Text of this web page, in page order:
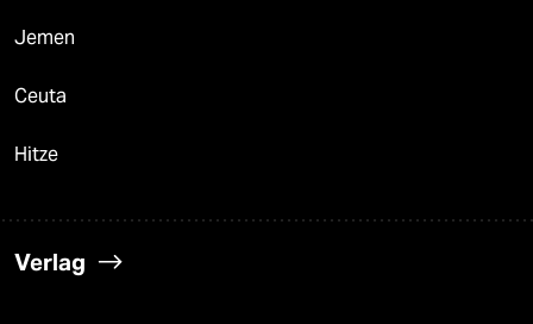
Jemen
Ceuta
Hitze
Verlag